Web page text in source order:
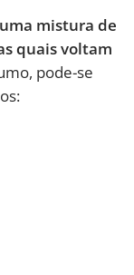
mistura de
quais voltam
pode-se